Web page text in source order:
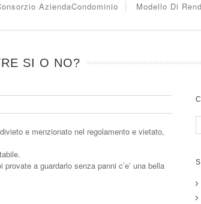
AziendaCondominio Modello Di
SI O NO?
e menzionato nel regolamento e vietato,
a guardarlo senza panni c’e’ una bella